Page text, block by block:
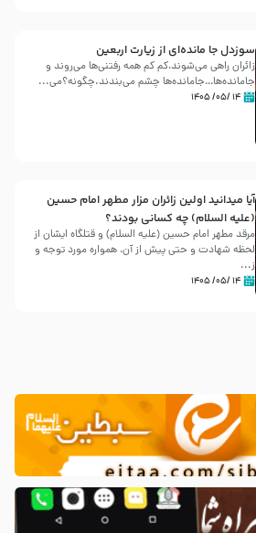
سوزدل جا مانده‌ای از زیارت اربعین
زائران راهی می‌شوند،کم‌ کم همه رفتنی‌ها می‌روند و
جامانده‌ها…جامانده‌ها چشم می‌بندند.چگونه؟می‌...
۱۴ /۰۵/ ۱۴۰۵
آیا میدانید اولین زائران مزار مطهر امام حسین
(علیه السلام) چه کسانی بودند؟
مرقد مطهر امام حسین (علیه السلام) و قتلگاه ایشان از
لحظه شهادت و حتی پیش از آن، همواره مورد توجه و
ز...
۱۴ /۰۵/ ۱۴۰۵